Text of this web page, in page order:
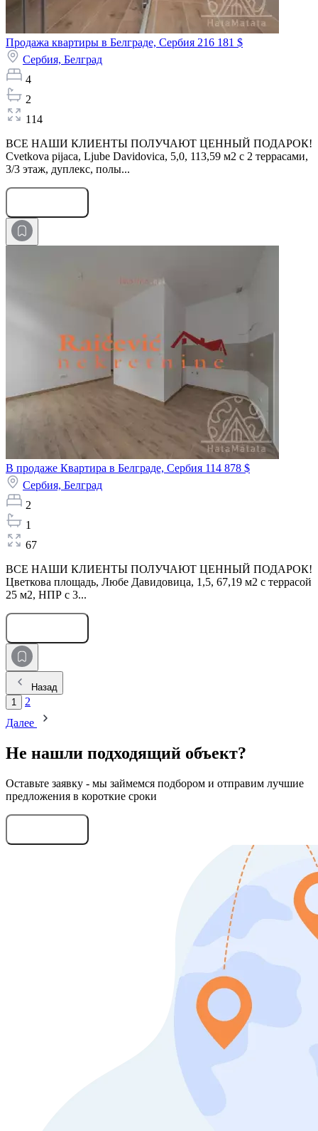
Продажа квартиры в Белграде, Сербия 216 181 $
Сербия, Белград
4
2
114
ВСЕ НАШИ КЛИЕНТЫ ПОЛУЧАЮТ ЦЕННЫЙ ПОДАРОК!
Cvetkova pijaca, Ljube Davidovica, 5,0, 113,59 м2 с 2 террасами,
3/3 этаж, дуплекс, полы...
В продаже Квартира в Белграде, Сербия 114 878 $
Сербия, Белград
2
1
67
ВСЕ НАШИ КЛИЕНТЫ ПОЛУЧАЮТ ЦЕННЫЙ ПОДАРОК!
Цветкова площадь, Любе Давидовица, 1,5, 67,19 м2 с террасой
25 м2, НПР с 3...
Назад
1
2
Далее
Не нашли подходящий объект?
Оставьте заявку - мы займемся подбором и отправим лучшие
предложения в короткие сроки